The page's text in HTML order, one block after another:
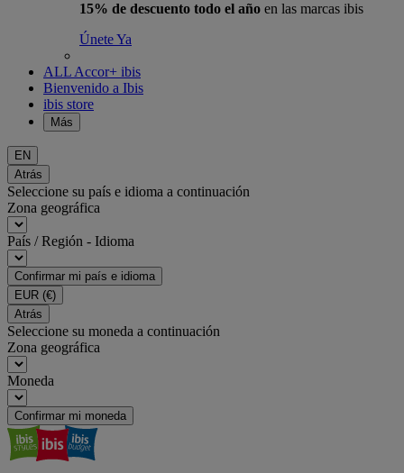
15% de descuento todo el año en las marcas ibis
Únete Ya
ALL Accor+ ibis
Bienvenido a Ibis
ibis store
Más
EN
Atrás
Seleccione su país e idioma a continuación
Zona geográfica
País / Región - Idioma
Confirmar mi país e idioma
EUR (€)
Atrás
Seleccione su moneda a continuación
Zona geográfica
Moneda
Confirmar mi moneda